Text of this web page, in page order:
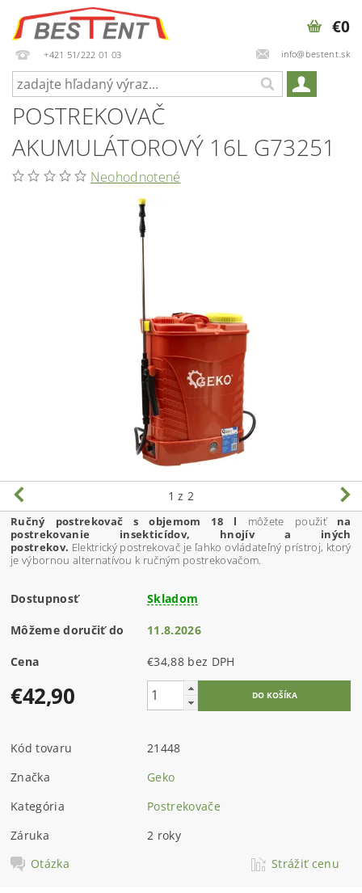
+421 51/222 01 03 info@bestent.sk
€0
POSTREKOVAČ
AKUMULÁTOROVÝ 16L G73251
Neohodnotené
1 z 2
Ručný postrekovač s objemom 18 l môžete použiťna
postrekovanie insekticídov, hnojív a iných
postrekov. Elektrický postrekovač je ľahko ovládateľný prístroj, ktorý
je výbornou alternatívou k ručným postrekovačom.
Dostupnosť Skladom
Môžeme doručiť do 11.8.2026
Cena €34,88 bez DPH
€42,90
Kód tovaru
21448
Značka
Geko
Kategória
Postrekovače
Záruka
2 roky
Otázka
Strážiť cenu